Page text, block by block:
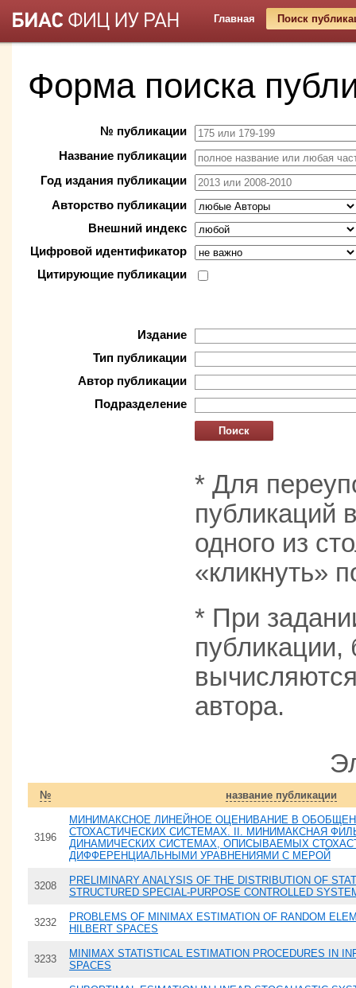
Главная Поиск
Форма поиска
№ публикации
Название публикации
Год издания публикации
Авторство публикации
Внешний индекс
Цифровой идентификатор
Цитирующие публикации
Издание
Тип публикации
Автор публикации
Подразделение
* Для
публикаций
одного из
«кликнуть»
* При
публикации,
автора.
№ название публикации
3196
МИНИМАКСНОЕ ЛИНЕЙНОЕ ОЦЕНИВАНИЕ В
СТОХАСТИЧЕСКИХ СИСТЕМАХ. II. МИНИМАКСНАЯ
ДИНАМИЧЕСКИХ СИСТЕМАХ, ОПИСЫВАЕМЫХ
ДИФФЕРЕНЦИАЛЬНЫМИ УРАВНЕНИЯМИ С МЕРОЙ
3208
PRELIMINARY ANALYSIS OF THE DISTRIBUTION OF
STRUCTURED SPECIAL-PURPOSE CONTROLLED
3232
PROBLEMS OF MINIMAX ESTIMATION OF RANDOM
HILBERT SPACES
3233
MINIMAX STATISTICAL ESTIMATION PROCEDURES IN
SPACES